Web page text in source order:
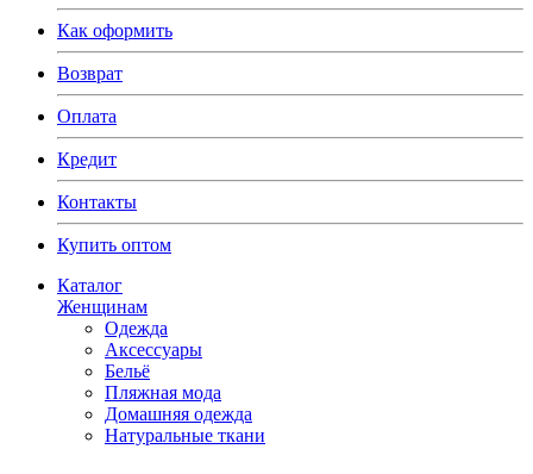
Как оформить
Возврат
Оплата
Кредит
Контакты
Купить оптом
Каталог
Женщинам
Одежда
Аксессуары
Бельё
Пляжная мода
Домашняя одежда
Натуральные ткани